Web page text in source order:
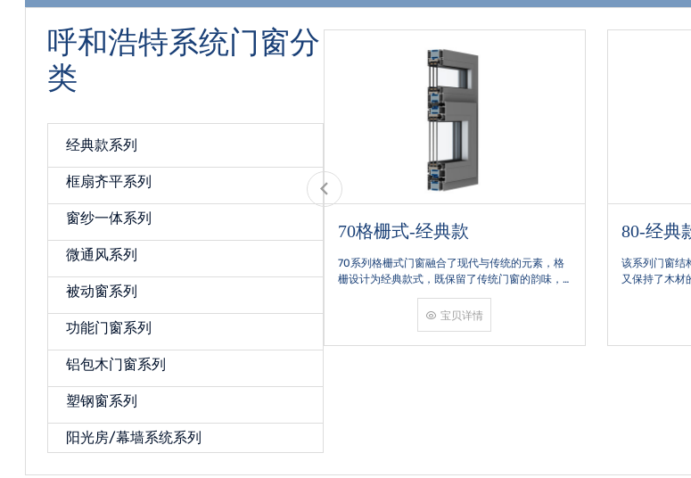
呼和浩特系统门窗分
类
经典款系列
框扇齐平系列
窗纱一体系列
微通风系列
被动窗系列
功能门窗系列
铝包木门窗系列
塑钢窗系列
阳光房/幕墙系统系列
蚀性。节能环
用双层或三层
有效降低能源
料能够有效阻
70格栅式-经典款
70系列格栅式门窗融合了现代与传统的元素，格
栅设计为经典款式，既保留了传统门窗的韵味，
又符合现代建筑的审美需求。格栅式设计是70系
列的一大特色，格栅可以是固定的，也可以是可
开启的，为用户提供了更多样化的选择。70系列
宝贝详情
80-经典款
该系列门窗结构既保证了门窗的强度和耐久性，
又保持了木材的温暖触感和自然纹理。80系列门
窗采用多层中空玻璃和高效隔热条，能够有效降
低热量的传递，提高建筑的能效等级。通过特殊
著减少外界噪音的干扰，提供